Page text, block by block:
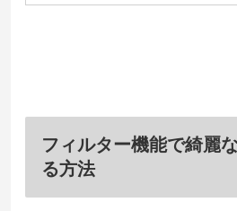
フィルター機能で綺麗
る方法